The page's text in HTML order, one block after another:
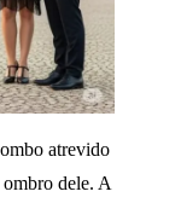
atrevido
dele. A